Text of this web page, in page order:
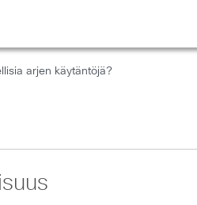
arjen käytäntöjä?